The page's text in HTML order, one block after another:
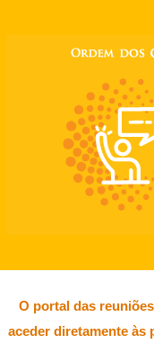
O portal das
aceder diretamente às